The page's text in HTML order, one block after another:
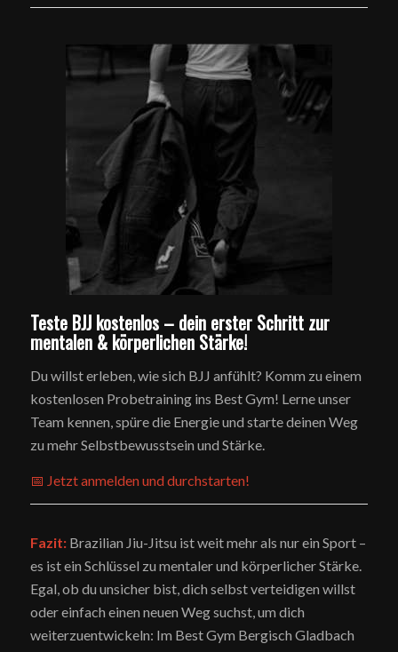
Teste BJJ kostenlos – dein erster Schritt zur
mentalen & körperlichen Stärke!
Du willst erleben, wie sich BJJ anfühlt? Komm zu einem
kostenlosen Probetraining ins Best Gym! Lerne unser
Team kennen, spüre die Energie und starte deinen Weg
zu mehr Selbstbewusstsein und Stärke.
📅 Jetzt anmelden und durchstarten!
Fazit:Brazilian Jiu-Jitsu ist weit mehr als nur ein Sport –
es ist ein Schlüssel zu mentaler und körperlicher Stärke.
Egal, ob du unsicher bist, dich selbst verteidigen willst
oder einfach einen neuen Weg suchst, um dich
weiterzuentwickeln: Im Best Gym Bergisch Gladbach